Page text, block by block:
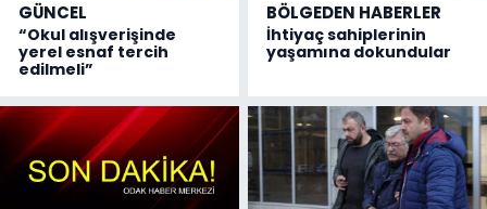
GÜNCEL
“Okul alışverişinde
yerel esnaf tercih
edilmeli”
BÖLGEDEN HABERLER
İhtiyaç sahiplerinin
yaşamına dokundular